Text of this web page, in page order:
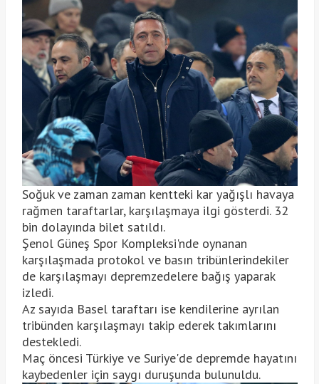
Soğuk ve zaman zaman kentteki kar yağışlı havaya
rağmen taraftarlar, karşılaşmaya ilgi gösterdi. 32
bin dolayında bilet satıldı.
Şenol Güneş Spor Kompleksi'nde oynanan
karşılaşmada protokol ve basın tribünlerindekiler
de karşılaşmayı depremzedelere bağış yaparak
izledi.
Az sayıda Basel taraftarı ise kendilerine ayrılan
tribünden karşılaşmayı takip ederek takımlarını
destekledi.
Maç öncesi Türkiye ve Suriye'de depremde hayatını
kaybedenler için saygı duruşunda bulunuldu.